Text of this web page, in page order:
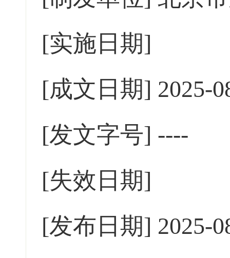
[实施日期]
[成文日期] 2025-
[发文字号] ----
[失效日期]
[发布日期] 2025-